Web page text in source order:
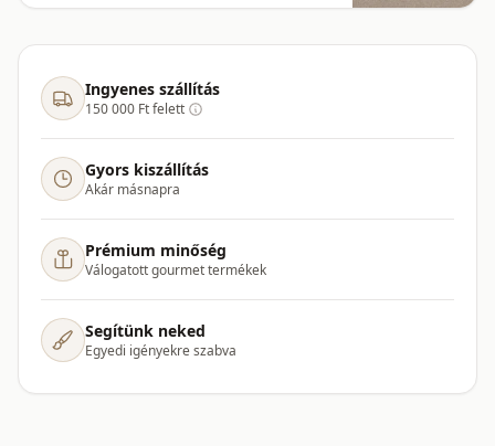
Ingyenes szállítás
150 000 Ft felett
Gyors kiszállítás
Akár másnapra
Prémium minőség
Válogatott gourmet termékek
Segítünk neked
Egyedi igényekre szabva